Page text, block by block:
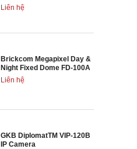
Liên hệ
Brickcom Megapixel Day &
Night Fixed Dome FD-100A
Liên hệ
GKB DiplomatTM VIP-120B
IP Camera